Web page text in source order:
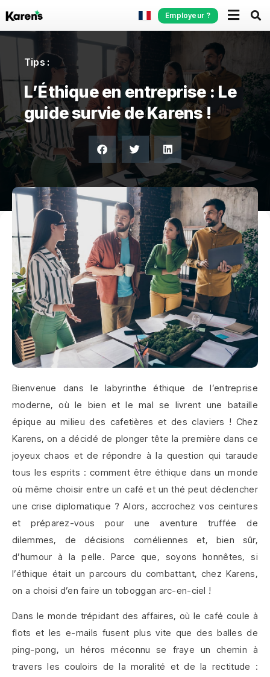
Employeur ?
Tips :
L’Éthique en entreprise : Le
guide survie de Karens !
Bienvenue dans le labyrinthe éthique de l’entreprise
moderne, où le bien et le mal se livrent une bataille
épique au milieu des cafetières et des claviers ! Chez
Karens, on a décidé de plonger tête la première dans ce
joyeux chaos et de répondre à la question qui taraude
tous les esprits : comment être éthique dans un monde
où même choisir entre un café et un thé peut déclencher
une crise diplomatique ? Alors, accrochez vos ceintures
et préparez-vous pour une aventure truffée de
dilemmes, de décisions cornéliennes et, bien sûr,
d’humour à la pelle. Parce que, soyons honnêtes, si
l’éthique était un parcours du combattant, chez Karens,
on a choisi d’en faire un toboggan arc-en-ciel !
Dans le monde trépidant des affaires, où le café coule à
flots et les e-mails fusent plus vite que des balles de
ping-pong, un héros méconnu se fraye un chemin à
travers les couloirs de la moralité et de la rectitude :